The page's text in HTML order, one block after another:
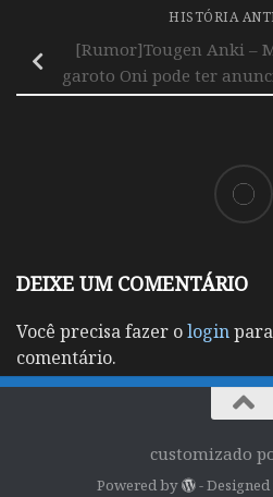
HISTÓRIA
[Rumor]Tougen Anki –
garoto Oni pode ter
DEIXE UM COMENTÁRIO
Você precisa fazer ologin
comentário.
customizado
Powered by -